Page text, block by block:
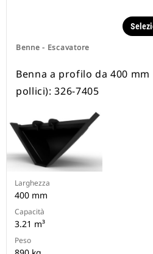
Benne - Escavatore
Benna a profilo da 400 mm
pollici): 326-7405
Larghezza
400 mm
Capacità
3.21 m³
Peso